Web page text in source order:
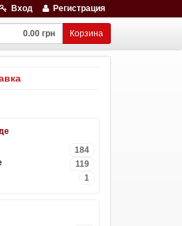
Вход Регистрация
0.00 грн Корзина
184
119
1